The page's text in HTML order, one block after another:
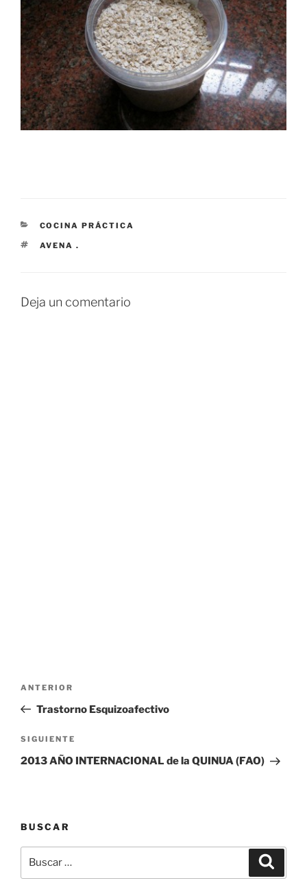
CATEGORÍAS
COCINA PRÁCTICA
ETIQUETAS
AVENA .
Deja un comentario
entradas
Entrada
anterior:
ANTERIOR
Trastorno Esquizoafectivo
Siguiente
entrada
SIGUIENTE
2013 AÑO INTERNACIONAL de la QUINUA (FAO)
BUSCAR
por: